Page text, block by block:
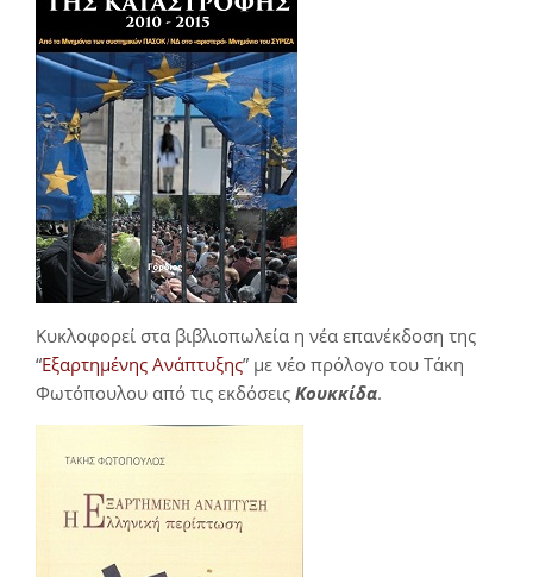
Κυκλοφορεί στα βιβλιοπωλεία η νέα επανέκδοση της
“Εξαρτημένης Ανάπτυξης” με νέο πρόλογο του Τάκη
Φωτόπουλου από τις εκδόσεις Κουκκίδα.